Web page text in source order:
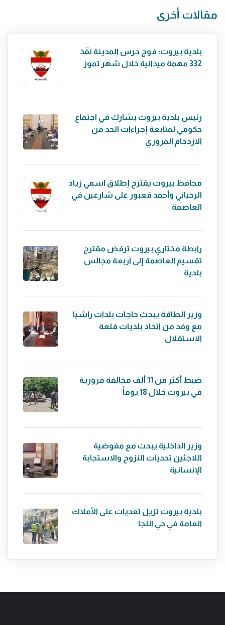
مقالات أخرى
بلدية بيروت: فوج حرس المدينة نفّذ
332 مهمة ميدانية خلال شهر تموز
رئيس بلدية بيروت يشارك في اجتماع
حكومي لمتابعة إجراءات الحد من
الازدحام المروري
محافظ بيروت يقترح إطلاق اسمي زياد
الرحباني وأحمد قعبور على شارعين في
العاصمة
رابطة مختاري بيروت ترفض مقترح
تقسيم العاصمة إلى أربعة مجالس
بلدية
وزير الطاقة يبحث حاجات بلدات راشيا
مع وفد من اتحاد بلديات قلعة
الاستقلال
ضبط أكثر من 11 ألف مخالفة مرورية
في بيروت خلال 18 يوماً
وزير الداخلية يبحث مع مفوضية
اللاجئين تحديات النزوح والاستجابة
الإنسانية
بلدية بيروت تزيل تعديات على الأملاك
العامة في حي اللجا